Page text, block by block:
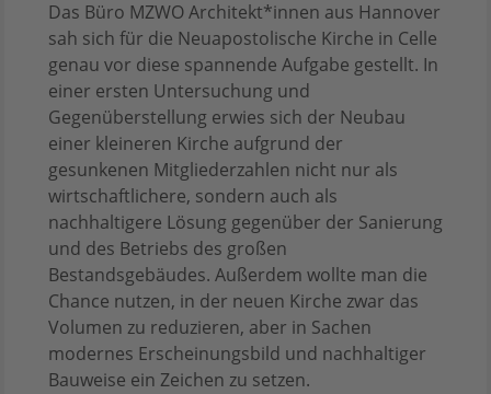
Das Büro MZWO Architekt*innen aus Hannover
sah sich für die Neuapostolische Kirche in Celle
genau vor diese spannende Aufgabe gestellt. In
einer ersten Untersuchung und
Gegenüberstellung erwies sich der Neubau
einer kleineren Kirche aufgrund der
gesunkenen Mitgliederzahlen nicht nur als
wirtschaftlichere, sondern auch als
nachhaltigere Lösung gegenüber der Sanierung
und des Betriebs des großen
Bestandsgebäudes. Außerdem wollte man die
Chance nutzen, in der neuen Kirche zwar das
Volumen zu reduzieren, aber in Sachen
modernes Erscheinungsbild und nachhaltiger
Bauweise ein Zeichen zu setzen.